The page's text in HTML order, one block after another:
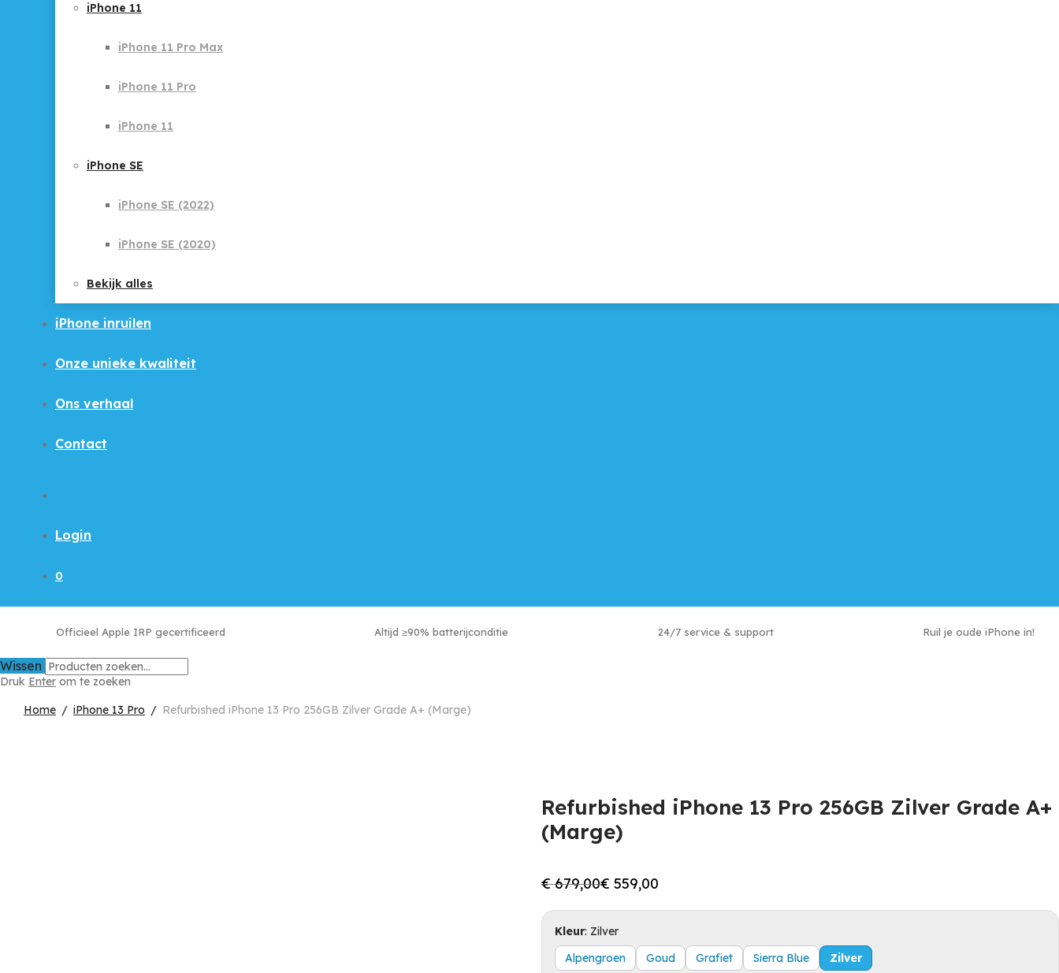
iPhone 11
iPhone 11 Pro Max
iPhone 11 Pro
iPhone 11
iPhone SE
iPhone SE (2022)
iPhone SE (2020)
Bekijk alles
iPhone inruilen
Onze unieke kwaliteit
Ons verhaal
Contact
Login
0
Officieel Apple IRP gecertificeerd Altijd ≥90% batterijconditie 24/7 service & support Ruil je oude iPhone in!
Wissen
Druk Enter om te zoeken
Home / iPhone 13 Pro / Refurbished iPhone 13 Pro 256GB Zilver Grade A+ (Marge)
Refurbished iPhone 13 Pro 256GB Zilver Grade A+
(Marge)
€679,00
Oorspronkelijke
was:
€ 679,00.
€ 559,00
Huidige
is:
€ 559,00.
Kleur: Zilver
Alpengroen
Goud Grafiet Sierra Blue
Zilver